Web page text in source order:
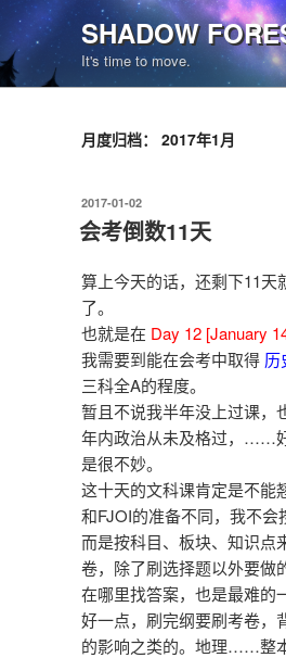
至
内
容
SHADOW
It's time to move.
月度归档： 2017年1月
发
布
于
2017-01-02
会考倒数11天
算上今天的话，还剩下11天
了。
也就是在 Day 12 [January
我需要到能在会考中取得 历
三科全A的程度。
暂且不说我半年没上过课，
年内政治从未及格过，……
是很不妙。
这十天的文科课肯定是不能
和FJOI的准备不同，我不会
而是按科目、板块、知识点
卷，除了刷选择题以外要做
在哪里找答案，也是最难的
好一点，刷完纲要刷考卷，
的影响之类的。地理……整